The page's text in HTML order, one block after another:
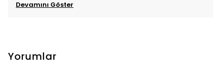
Devamını Göster
Yorumlar